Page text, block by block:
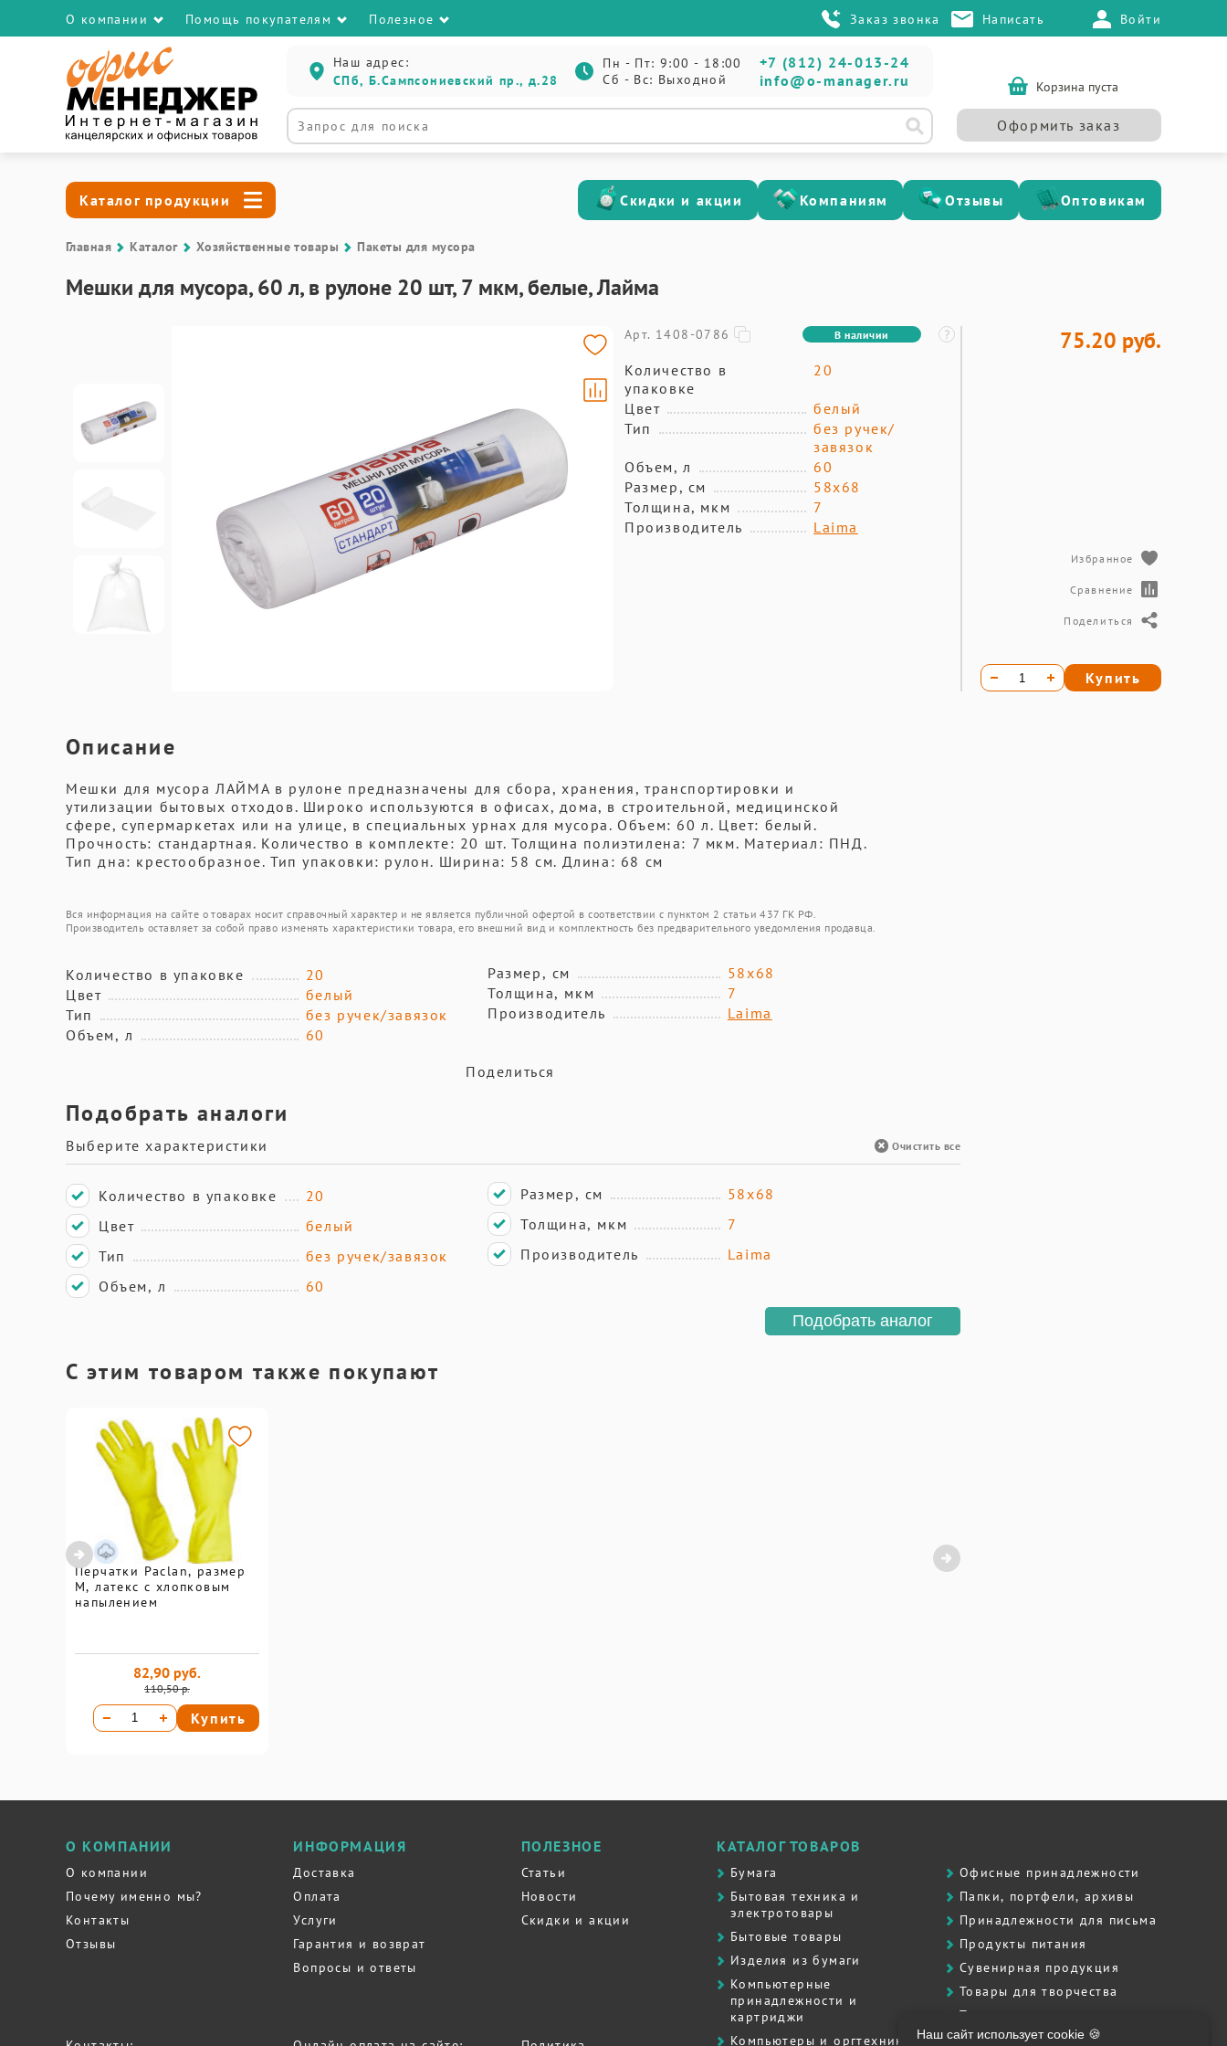
О компании Помощь покупателям Полезное Заказ звонка Написать Войти
Наш адрес:
СПб, Б.Сампсониевский пр., д.28
Пн - Пт: 9:00 - 18:00
Сб - Вс: Выходной
+7 (812) 24-013-24
info@o-manager.ru
Корзина пуста
Оформить заказ
Каталог продукции Скидки и акции Компаниям Отзывы Оптовикам
Главная Каталог Хозяйственные товары Пакеты для мусора
Мешки для мусора, 60 л, в рулоне 20 шт, 7 мкм, белые, Лайма
Арт. 1408-0786 В наличии
Количество в
упаковке
20
Цвет
белый
Тип
без ручек/
завязок
Объем, л
60
Размер, см
58х68
Толщина, мкм
7
Производитель
Laima
Описание
Мешки для мусора ЛАЙМА в рулоне предназначены для сбора, хранения, транспортировки и
утилизации бытовых отходов. Широко используются в офисах, дома, в строительной, медицинской
сфере, супермаркетах или на улице, в специальных урнах для мусора. Объем: 60 л. Цвет: белый.
Прочность: стандартная. Количество в комплекте: 20 шт. Толщина полиэтилена: 7 мкм. Материал: ПНД.
Тип дна: крестообразное. Тип упаковки: рулон. Ширина: 58 см. Длина: 68 см
Вся информация на сайте о товарах носит справочный характер и не является публичной офертой в соответствии с пунктом 2 статьи 437 ГК РФ.
Производитель оставляет за собой право изменять характеристики товара, его внешний вид и комплектность без предварительного уведомления продавца.
Количество в упаковке
20
Цвет
белый
Тип
без ручек/завязок
Объем, л
60
Размер, см
58х68
Толщина, мкм
7
Производитель
Laima
Поделиться
Подобрать аналоги
Выберите характеристики Очистить все
Количество в упаковке
20
Цвет
белый
Тип
без ручек/завязок
Объем, л
60
Размер, см
58х68
Толщина, мкм
7
Производитель
Laima
Подобрать аналог
С этим товаром также покупают
Перчатки Paclan, размер
M, латекс с хлопковым
напылением
110,50 р.
82,90 руб.
Купить
75.20 руб.
Избранное
Сравнение
Поделиться
Купить
О КОМПАНИИ
О компании
Почему именно мы?
Контакты
Отзывы
ИНФОРМАЦИЯ
Доставка
Оплата
Услуги
Гарантия и возврат
Вопросы и ответы
ПОЛЕЗНОЕ
Статьи
Новости
Скидки и акции
КАТАЛОГ ТОВАРОВ
Бумага
Бытовая техника и
электротовары
Бытовые товары
Изделия из бумаги
Компьютерные
принадлежности и
картриджи
Компьютеры и оргтехника
Офисные принадлежности
Папки, портфели, архивы
Принадлежности для письма
Продукты питания
Сувенирная продукция
Товары для творчества
Товары для школы
Хозяйственные товары
Наш сайт использует cookie 🍪